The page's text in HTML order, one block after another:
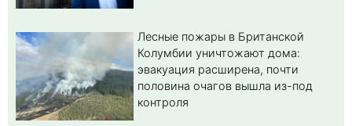
Лесные пожары в Британской
Колумбии уничтожают дома:
эвакуация расширена, почти
половина очагов вышла из-под
контроля